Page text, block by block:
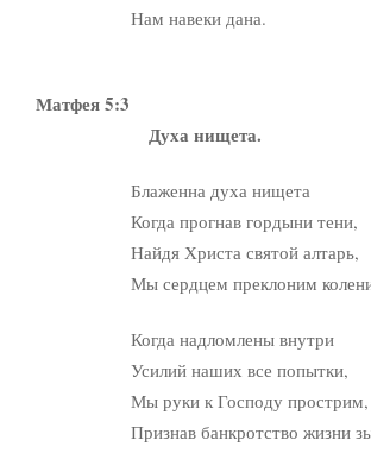
Нам навеки дана.
Матфея 5:3
Духа нищета.
Блаженна духа нищета
Когда прогнав гордыни тени,
Найдя Христа святой алтарь,
Мы сердцем преклоним
Когда надломлены внутри
Усилий наших все попытки,
Мы руки к Господу прострим,
Признав банкротство жизни